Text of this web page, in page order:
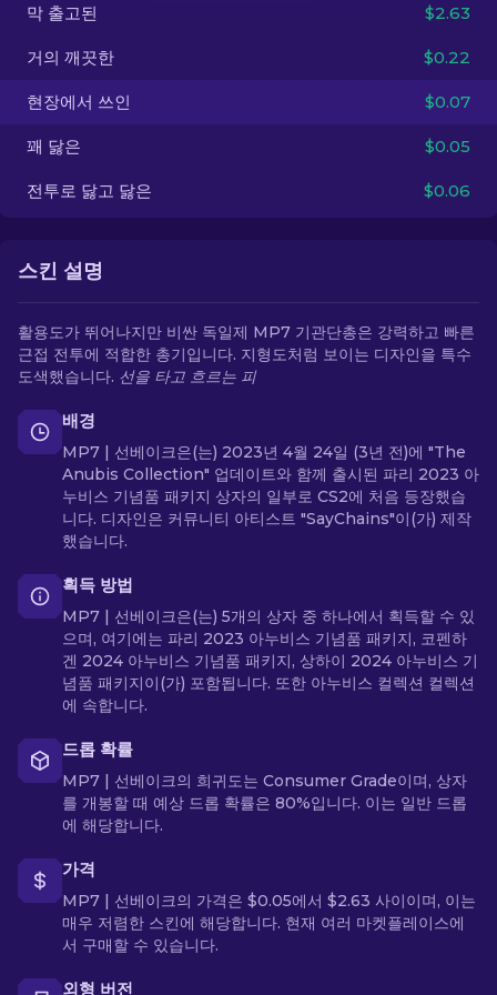
KO
막 출고된 $2.63
거의 깨끗한 $0.22
현장에서 쓰인 $0.07
꽤 닳은 $0.05
전투로 닳고 닳은 $0.06
스킨 설명
활용도가 뛰어나지만 비싼 독일제 MP7 기관단총은 강력하고 빠른
근접 전투에 적합한 총기입니다. 지형도처럼 보이는 디자인을 특수
도색했습니다. 선을 타고 흐르는 피
배경
MP7 | 선베이크은(는) 2023년 4월 24일 (3년 전)에 "The
Anubis Collection" 업데이트와 함께 출시된 파리 2023 아
누비스 기념품 패키지 상자의 일부로 CS2에 처음 등장했습
니다. 디자인은 커뮤니티 아티스트 "SayChains"이(가) 제작
했습니다.
획득 방법
MP7 | 선베이크은(는) 5개의 상자 중 하나에서 획득할 수 있
으며, 여기에는 파리 2023 아누비스 기념품 패키지, 코펜하
겐 2024 아누비스 기념품 패키지, 상하이 2024 아누비스 기
념품 패키지이(가) 포함됩니다. 또한 아누비스 컬렉션 컬렉션
에 속합니다.
드롭 확률
MP7 | 선베이크의 희귀도는 Consumer Grade이며, 상자
를 개봉할 때 예상 드롭 확률은 80%입니다. 이는 일반 드롭
에 해당합니다.
가격
MP7 | 선베이크의 가격은 $0.05에서 $2.63 사이이며, 이는
매우 저렴한 스킨에 해당합니다. 현재 여러 마켓플레이스에
서 구매할 수 있습니다.
외형 버전